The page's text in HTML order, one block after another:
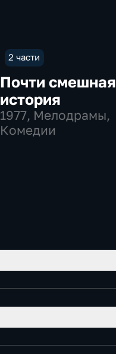
2 части
Почти смешная
история
1977, Мелодрамы,
Комедии